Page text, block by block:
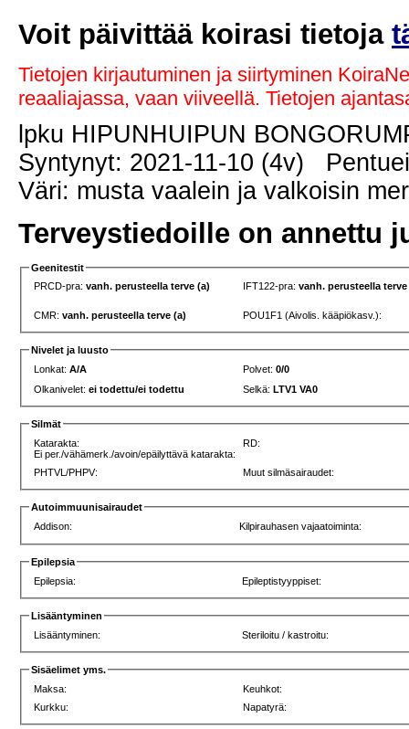
Voit päivittää koirasi tietoja
Tietojen kirjautuminen ja siirtyminen
reaaliajassa, vaan viiveellä. Tietojen
lpku HIPUNHUIPUN
Syntynyt: 2021-11-10 (4v)
Väri: musta vaalein ja valkoisin
Terveystiedoille on annettu
Geenitestit
PRCD-pra:vanh. perusteella terve (a) IFT122-pra:vanh. perusteella terve
CMR:vanh. perusteella terve (a) POU1F1 (Aivolis. kääpiökasv.):
Nivelet ja luusto
Lonkat:A/A Polvet:0/0
Olkanivelet:ei todettu/ei todettu Selkä:LTV1 VA0
Silmät
Katarakta:
Ei per./vähämerk./avoin/epäilyttävä katarakta:
RD:
PHTVL/PHPV: Muut silmäsairaudet:
Autoimmuunisairaudet
Addison:
Kilpirauhasen vajaatoiminta:
Epilepsia
Epilepsia:
Epileptistyyppiset:
Lisääntyminen
Lisääntyminen:
Steriloitu / kastroitu:
Sisäelimet yms.
Maksa:
Keuhkot:
Kurkku:
Napatyrä: